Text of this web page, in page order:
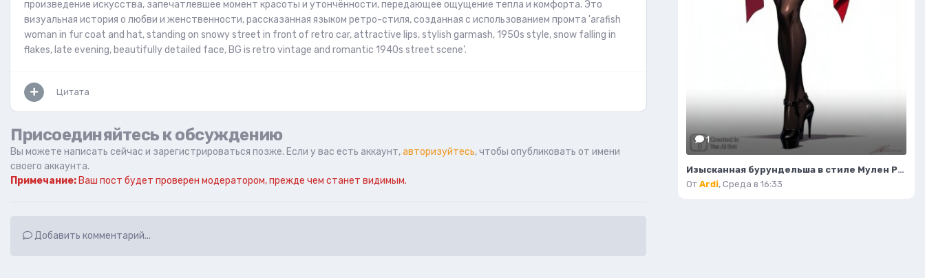
произведение искусства, запечатлевшее момент красоты и утончённости, передающее ощущение тепла и комфорта. Это
визуальная история о любви и женственности, рассказанная языком ретро-стиля, созданная с использованием промта 'arafish
woman in fur coat and hat, standing on snowy street in front of retro car, attractive lips, stylish garmash, 1950s style, snow falling in
flakes, late evening, beautifully detailed face, BG is retro vintage and romantic 1940s street scene'.
Цитата
Присоединяйтесь к обсуждению
Вы можете написать сейчас и зарегистрироваться позже. Если у вас есть аккаунт,авторизуйтесь, чтобы опубликовать от имени
своего аккаунта.
Примечание: Ваш пост будет проверен модератором, прежде чем станет видимым.
Добавить комментарий...
1
Изысканная бурундельша в стиле Мулен Руж: завораживающая мода и красота. Генерация из нейронной сети Flux 1
От Ardi, Среда в 16:33